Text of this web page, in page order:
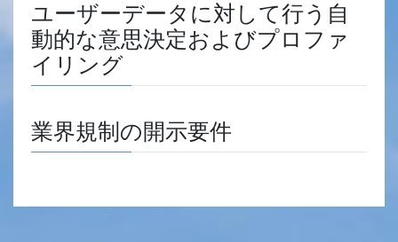
ユーザーデータに対して行う自
動的な意思決定およびプロファ
イリング
業界規制の開示要件